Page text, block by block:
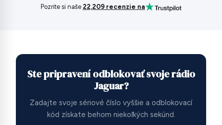
Pozrite si naše 22,209 recenzie na
Ste pripravení odblokovať svoje rádio
Jaguar?
Zadajte svoje sériové číslo vyššie a odblokovací
kód získate behom niekoľkých sekúnd.